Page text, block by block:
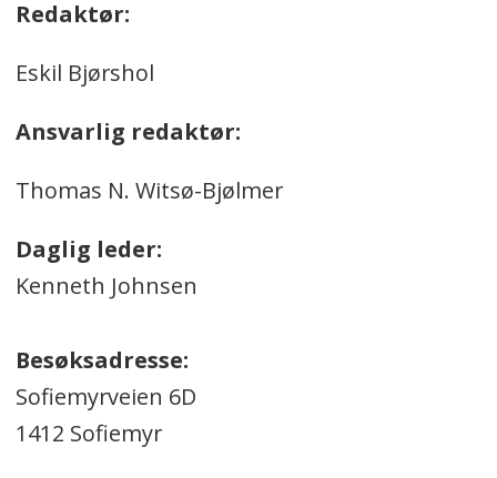
Redaktør:
Eskil Bjørshol
Ansvarlig redaktør:
Thomas N. Witsø-Bjølmer
Daglig leder:
Kenneth Johnsen
Besøksadresse:
Sofiemyrveien 6D
1412 Sofiemyr